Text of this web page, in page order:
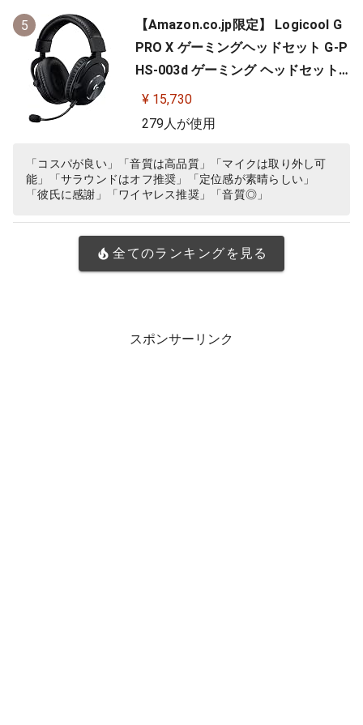
5
【Amazon.co.jp限定】 Logicool G
PRO X ゲーミングヘッドセット G-P
HS-003d ゲーミング ヘッドセット
Dolby 7.1ch サラウンドサウンド 3.5
mm 有線 マイク付き Blue VO!CE搭
5 PS4 PC windows ブラック 国内正
規品 ※Amazon.co.jp限定 壁…
¥ 15,730
279人が使用
「コスパが良い」「音質は高品質」「マイクは取り外し可
能」「サラウンドはオフ推奨」「定位感が素晴らしい」
「彼氏に感謝」「ワイヤレス推奨」「音質◎」
全てのランキングを見る
スポンサーリンク